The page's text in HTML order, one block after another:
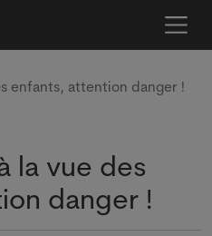
enfants, attention danger !
la vue des
danger !